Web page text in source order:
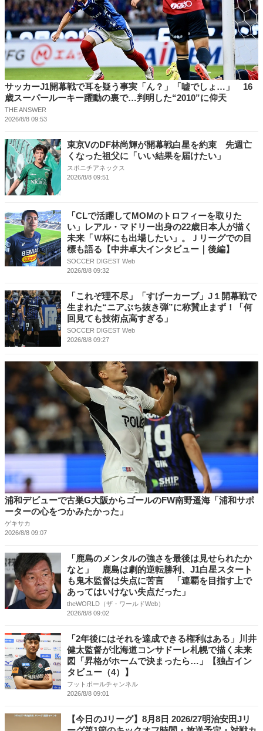
サッカーJ1開幕戦で耳を疑う事実「ん？」「嘘でしょ…」 16
歳スーパールーキー躍動の裏で…判明した“2010”に仰天
THE ANSWER
2026/8/8 09:53
東京VのDF林尚輝が開幕戦白星を約束 先週亡
くなった祖父に「いい結果を届けたい」
スポニチアネックス
2026/8/8 09:51
「CLで活躍してMOMのトロフィーを取りた
い」レアル・マドリー出身の22歳日本人が描く
未来「Ｗ杯にも出場したい」。Ｊリーグでの目
標も語る【中井卓大インタビュー｜後編】
SOCCER DIGEST Web
2026/8/8 09:32
「これぞ理不尽」「すげーカーブ」J１開幕戦で
生まれた“ニアぶち抜き弾”に称賛止まず！「何
回見ても技術点高すぎる」
SOCCER DIGEST Web
2026/8/8 09:27
浦和デビューで古巣G大阪からゴールのFW南野遥海「浦和サポ
ーターの心をつかみたかった」
ゲキサカ
2026/8/8 09:07
「鹿島のメンタルの強さを最後は見せられたか
なと」 鹿島は劇的逆転勝利、J1白星スタート
も鬼木監督は失点に苦言 「連覇を目指す上で
あってはいけない失点だった」
theWORLD（ザ・ワールドWeb）
2026/8/8 09:02
「2年後にはそれを達成できる権利はある」川井
健太監督が北海道コンサドーレ札幌で描く未来
図「昇格がホームで決まったら…」【独占イン
タビュー（4）】
フットボールチャンネル
2026/8/8 09:01
【今日のJリーグ】8月8日 2026/27明治安田Jリ